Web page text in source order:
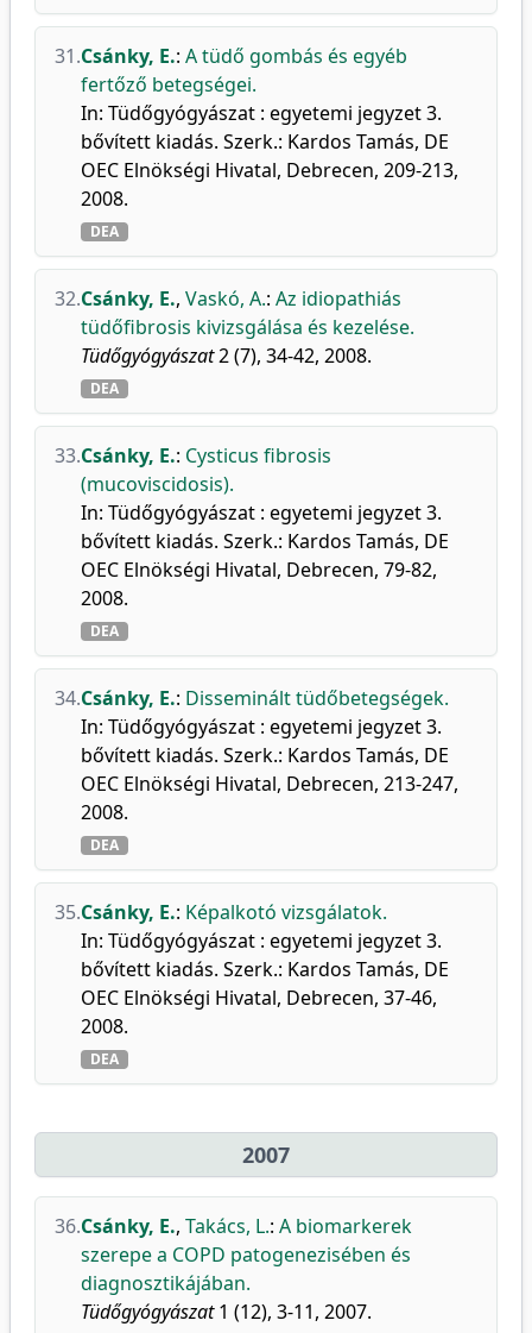
31.Csánky, E.: A tüdő gombás és egyéb
fertőző betegségei.
In: Tüdőgyógyászat : egyetemi jegyzet 3.
bővített kiadás. Szerk.: Kardos Tamás, DE
OEC Elnökségi Hivatal, Debrecen, 209-213,
2008.
DEA
32.Csánky, E., Vaskó, A.: Az idiopathiás
tüdőfibrosis kivizsgálása és kezelése.
Tüdőgyógyászat2 (7), 34-42, 2008.
DEA
33.Csánky, E.: Cysticus fibrosis
(mucoviscidosis).
In: Tüdőgyógyászat : egyetemi jegyzet 3.
bővített kiadás. Szerk.: Kardos Tamás, DE
OEC Elnökségi Hivatal, Debrecen, 79-82,
2008.
DEA
34.Csánky, E.: Disseminált tüdőbetegségek.
In: Tüdőgyógyászat : egyetemi jegyzet 3.
bővített kiadás. Szerk.: Kardos Tamás, DE
OEC Elnökségi Hivatal, Debrecen, 213-247,
2008.
DEA
35.Csánky, E.: Képalkotó vizsgálatok.
In: Tüdőgyógyászat : egyetemi jegyzet 3.
bővített kiadás. Szerk.: Kardos Tamás, DE
OEC Elnökségi Hivatal, Debrecen, 37-46,
2008.
DEA
2007
36.Csánky, E., Takács, L.: A biomarkerek
szerepe a COPD patogenezisében és
diagnosztikájában.
Tüdőgyógyászat1 (12), 3-11, 2007.